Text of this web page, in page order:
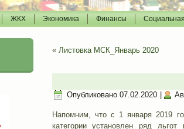
ЖКХ Экономика Финансы
« Листовка МСК_Январь 2020
Опубликовано 07.02.2020
Напомним, что с 1 января 2019
категории установлен ряд